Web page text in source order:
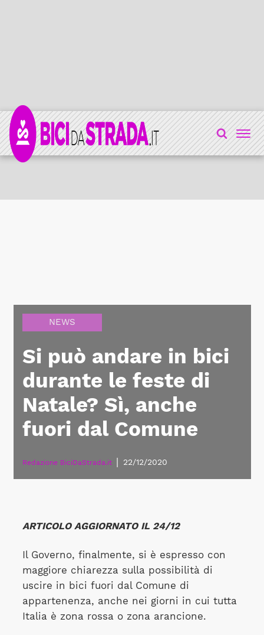
NEWS
Si può andare in bici
durante le feste di
Natale? Sì, anche
fuori dal Comune
Redazione BiciDaStrada.it 22/12/2020
ARTICOLO AGGIORNATO IL 24/12
Il Governo, finalmente, si è espresso con
maggiore chiarezza sulla possibilità di
uscire in bici fuori dal Comune di
appartenenza, anche nei giorni in cui tutta
Italia è zona rossa o zona arancione.